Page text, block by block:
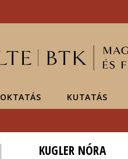
OKTATÁS KUTATÁS
KUGLER NÓRA